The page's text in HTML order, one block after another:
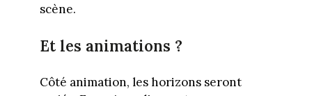
scène.
Et les animations ?
Côté animation, les horizons seront